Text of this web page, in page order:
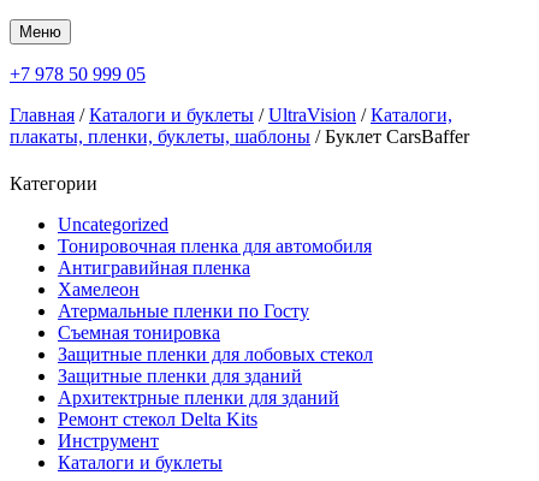
Меню
+7 978 50 999 05
Главная /Каталоги и буклеты /UltraVision /Каталоги,
плакаты, пленки, буклеты, шаблоны / Буклет CarsBaffer
Категории
Uncategorized
Тонировочная пленка для автомобиля
Антигравийная пленка
Хамелеон
Атермальные пленки по Госту
Съемная тонировка
Защитные пленки для лобовых стекол
Защитные пленки для зданий
Архитектрные пленки для зданий
Ремонт стекол Delta Kits
Инструмент
Каталоги и буклеты